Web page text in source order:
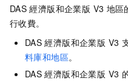
DAS 經濟版和企業版 V3 地區
行收費。
DAS 經濟版和企業版 V3
料庫和地區。
DAS 經濟版和企業版 V3